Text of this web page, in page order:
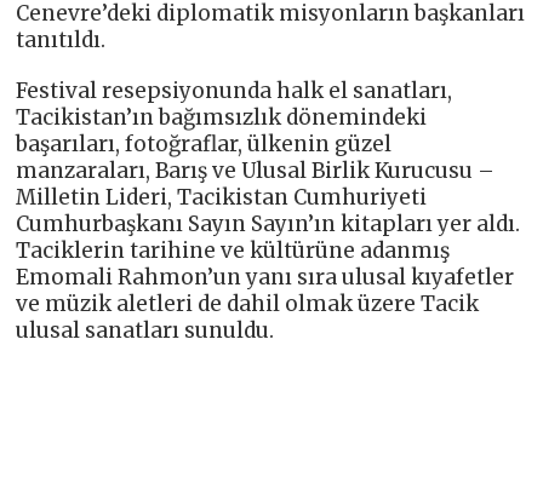
Cenevre’deki diplomatik misyonların başkanları
tanıtıldı.
Festival resepsiyonunda halk el sanatları,
Tacikistan’ın bağımsızlık dönemindeki
başarıları, fotoğraflar, ülkenin güzel
manzaraları, Barış ve Ulusal Birlik Kurucusu –
Milletin Lideri, Tacikistan Cumhuriyeti
Cumhurbaşkanı Sayın Sayın’ın kitapları yer aldı.
Taciklerin tarihine ve kültürüne adanmış
Emomali Rahmon’un yanı sıra ulusal kıyafetler
ve müzik aletleri de dahil olmak üzere Tacik
ulusal sanatları sunuldu.